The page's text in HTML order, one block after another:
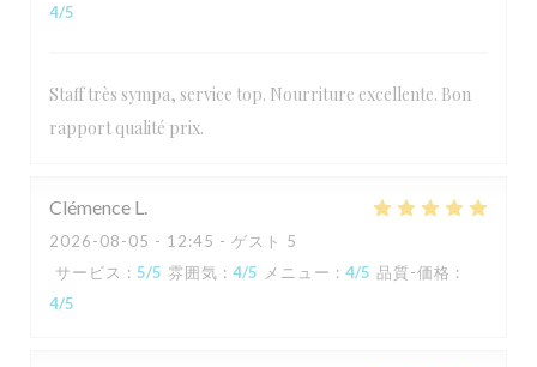
4/5
Staff très sympa, service top. Nourriture excellente. Bon
rapport qualité prix.
Clémence L
2026-08-05 - 12:45 - ゲスト 5
サービス : 5/5 雰囲気 : 4/5 メニュー : 4/5 品質-価格 :
4/5